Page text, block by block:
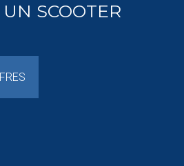
SCOOTER